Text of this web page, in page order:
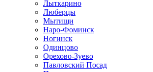
Лыткарино
Люберцы
Мытищи
Наро-Фоминск
Ногинск
Одинцово
Орехово-Зуево
Павловский Посад